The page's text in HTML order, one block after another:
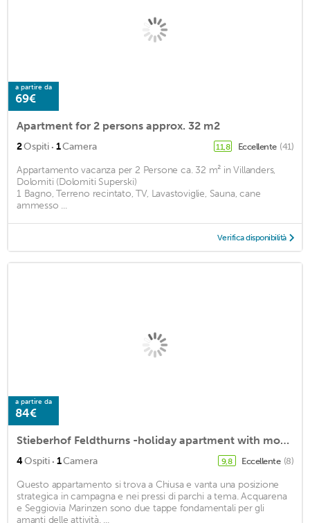
a partire da
69€
Apartment for 2 persons approx. 32 m2
2Ospiti · 1Camera 11,8 Eccellente (41)
Appartamento vacanza per 2 Persone ca. 32 m² in Villanders,
Dolomiti (Dolomiti Superski)
1 Bagno, Terreno recintato, TV, Lavastoviglie, Sauna, cane
ammesso ...
Verifica disponibilità
a partire da
84€
Stieberhof Feldthurns -holiday apartment with mountain view, South Tyrol Guest Pass included
4Ospiti · 1Camera 9,8 Eccellente (8)
Questo appartamento si trova a Chiusa e vanta una posizione
strategica in campagna e nei pressi di parchi a tema. Acquarena
e Seggiovia Marinzen sono due tappe fondamentali per gli
amanti delle attività. ...